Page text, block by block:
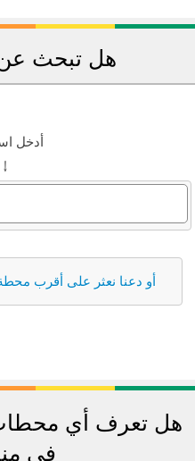
هل تبحث عن
أدخل
↓
أو دعنا نعثر على أقرب محطة
هل تعرف أي
في